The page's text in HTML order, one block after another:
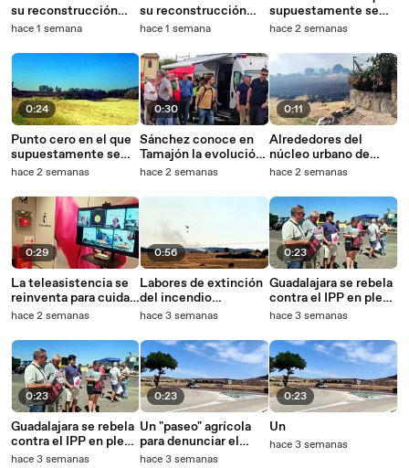
su reconstrucción
con más de 30
hace 1 semana
0:24
Punto cero en el que
supuestamente se
originó el fuego en La
hace 2 semanas
0:29
La teleasistencia se
reinventa para cuidar
mejor.
hace 2 semanas
0:23
Guadalajara se rebela
contra el IPP en plena
cosecha.
hace 3 semanas
su reconstrucción
con más de 30
hace 1 semana
0:30
Sánchez conoce en
Tamajón la evolución
del incendio.
hace 2 semanas
0:56
Labores de extinción
del incendio
declarado en La
Norte de Guadalajara.
hace 3 semanas
0:23
Un "paseo" agrícola
para denunciar el
bloqueo a la cosecha.
hace 3 semanas
supuestamente se
originó el fuego en La
hace 2 semanas
0:11
Alrededores del
núcleo urbano de
Zarzuela de Jadraque,
incendio que afecta a
la Sierra Norte de
Guadalajara.
hace 2 semanas
0:23
Guadalajara se rebela
contra el IPP en plena
cosecha.
hace 3 semanas
0:23
Un
hace 3 semanas